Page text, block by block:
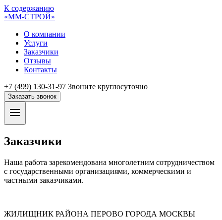
К содержанию
«ММ-СТРОЙ»
О компании
Услуги
Заказчики
Отзывы
Контакты
+7 (499) 130-31-97 Звоните круглосуточно
Заказать звонок
Заказчики
Наша работа зарекомендована многолетним сотрудничеством
с государственными организациями, коммерческими и
частными заказчиками.
ЖИЛИЩНИК РАЙОНА ПЕРОВО ГОРОДА МОСКВЫ